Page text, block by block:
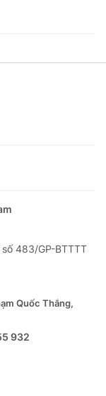
483/GP-BTTTT
Quốc Thắng,
932